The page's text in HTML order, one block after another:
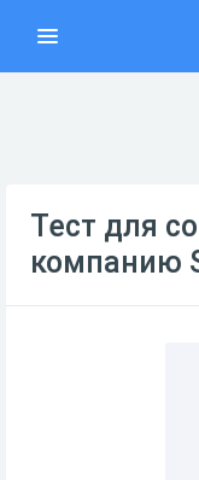
Тест для
компанию